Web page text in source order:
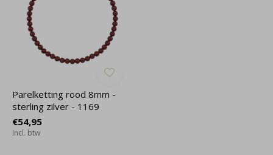
Parelketting rood 8mm -
sterling zilver - 1169
€54,95
Incl. btw